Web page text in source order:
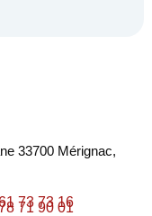
33700 Mérignac,
73 73 16
71 90 01